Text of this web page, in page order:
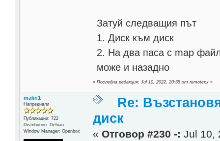
Затуй следващия път
1. Диск към диск
2. На два паса с map
може и назадно
«Последна редакция: Jul 10, 2022, 20:55 от remotexx »
malin1
Напреднали
Публикации: 722
Distribution: Debian
Window Manager: Openbox
Re:
диск
« Отговор #230 -: Jul 10,